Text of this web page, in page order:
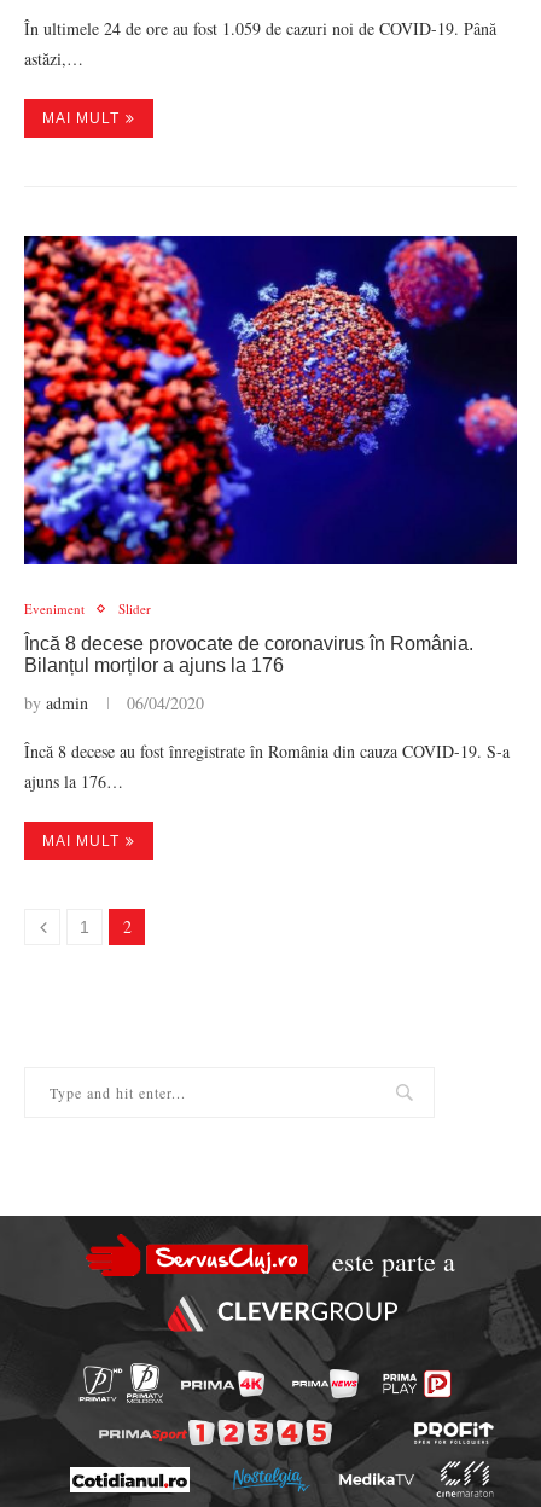
În ultimele 24 de ore au fost 1.059 de cazuri noi de COVID-19. Până
astăzi,…
MAI MULT
Eveniment Slider
Încă 8 decese provocate de coronavirus în România.
Bilanțul morților a ajuns la 176
by admin 06/04/2020
Încă 8 decese au fost înregistrate în România din cauza COVID-19. S-a
ajuns la 176…
MAI MULT
1 2
este parte a